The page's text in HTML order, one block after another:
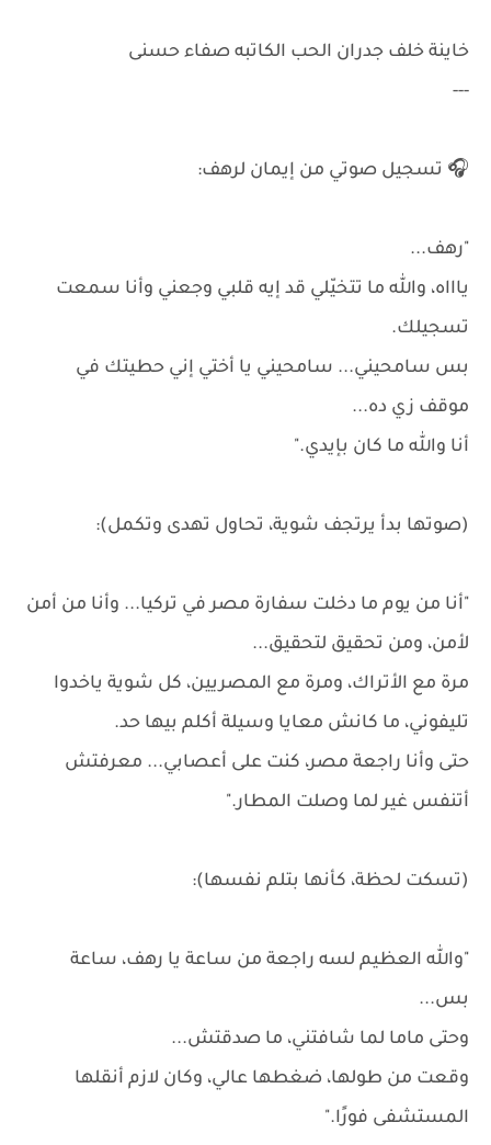
خاينة خلف جدران الحب الكاتبه صفاء حسنى
---
🎧 تسجيل صوتي من إيمان لرهف:
"رهف...
ياااه، والله ما تتخيّلي قد إيه قلبي وجعني وأنا سمعت
تسجيلك.
بس سامحيني... سامحيني يا أختي إني حطيتك في
موقف زي ده...
أنا والله ما كان بإيدي."
(صوتها بدأ يرتجف شوية، تحاول تهدى وتكمل):
"أنا من يوم ما دخلت سفارة مصر في تركيا... وأنا من أمن
لأمن، ومن تحقيق لتحقيق...
مرة مع الأتراك، ومرة مع المصريين، كل شوية ياخدوا
تليفوني، ما كانش معايا وسيلة أكلم بيها حد.
حتى وأنا راجعة مصر، كنت على أعصابي... معرفتش
أتنفس غير لما وصلت المطار."
(تسكت لحظة، كأنها بتلم نفسها):
"والله العظيم لسه راجعة من ساعة يا رهف، ساعة
بس...
وحتى ماما لما شافتني، ما صدقتش...
وقعت من طولها، ضغطها عالي، وكان لازم أنقلها
المستشفى فورًا."